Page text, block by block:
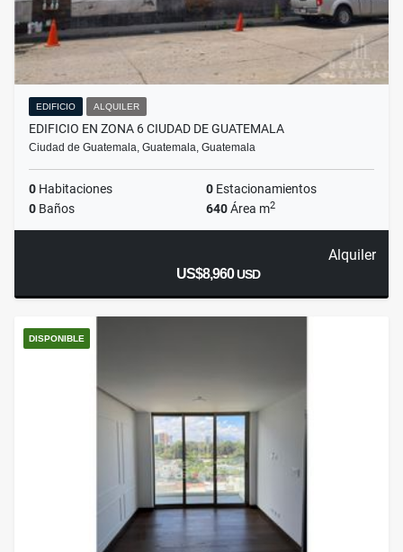
EDIFICIO ALQUILER
EDIFICIO EN ZONA 6 CIUDAD DE GUATEMALA
Ciudad de Guatemala, Guatemala, Guatemala
0 Habitaciones 0 Estacionamientos
0 Baños 640Área m2
Alquiler
US$8,960USD
DISPONIBLE